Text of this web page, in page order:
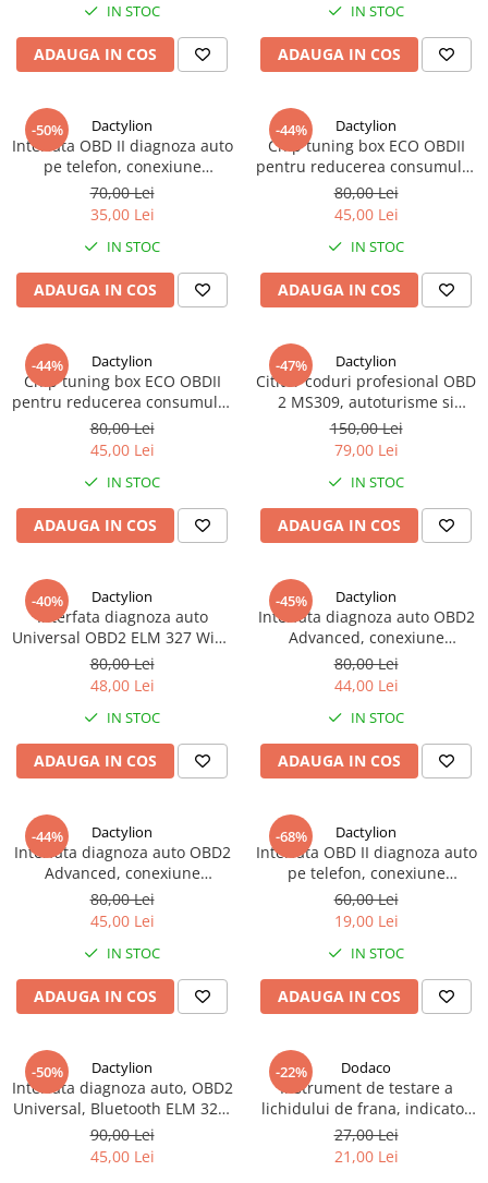
IN STOC
ADAUGA IN COS
IN STOC
ADAUGA IN COS
-50% Dactylion
Interfata OBD II diagnoza auto
pe telefon, conexiune
bluetooth ELM327 + Odorizant
auto
70,00 Lei
35,00 Lei
IN STOC
ADAUGA IN COS
-44% Dactylion
Chip tuning box ECO OBDII
pentru reducerea consumului
de benzina cu maxim 15% -
Verde
80,00 Lei
45,00 Lei
IN STOC
ADAUGA IN COS
-44% Dactylion
Chip tuning box ECO OBDII
pentru reducerea consumului
de motorina cu maxim 15% -
Albastru
80,00 Lei
45,00 Lei
IN STOC
ADAUGA IN COS
-47% Dactylion
Cititor coduri profesional OBD
2 MS309, autoturisme si
utilitare 12V - Rosu
150,00 Lei
79,00 Lei
IN STOC
ADAUGA IN COS
-40% Dactylion
Interfata diagnoza auto
Universal OBD2 ELM 327 Wifi -
Negru
80,00 Lei
48,00 Lei
IN STOC
ADAUGA IN COS
-45% Dactylion
Interfata diagnoza auto OBD2
Advanced, conexiune
Bluetooth pe telefon
80,00 Lei
44,00 Lei
IN STOC
ADAUGA IN COS
-44% Dactylion
Interfata diagnoza auto OBD2
Advanced, conexiune
Bluetooth pe telefon, cutie
inclusa
80,00 Lei
45,00 Lei
IN STOC
ADAUGA IN COS
-68% Dactylion
Interfata OBD II diagnoza auto
pe telefon, conexiune
bluetooth ELM327 - Albastru
60,00 Lei
19,00 Lei
IN STOC
ADAUGA IN COS
-50% Dactylion
Interfata diagnoza auto, OBD2
Universal, Bluetooth ELM 327,
CD inclus - Negru
90,00 Lei
45,00 Lei
-22% Dodaco
Instrument de testare a
lichidului de frana, indicator
LED, 15 x 2.5 cm, negru –
verificare rapida si precisa a
calitatii lichidului de frana
27,00 Lei
21,00 Lei